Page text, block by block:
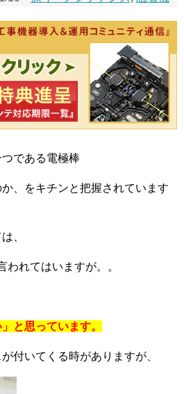
である電極棒
、をキチンと把握されています
、
われてはいますが。。
と思っています。
付いてくる時がありますが、